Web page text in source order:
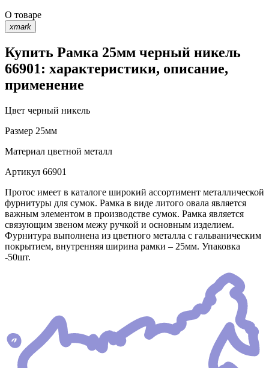
О товаре
xmark
Купить Рамка 25мм черный никель
66901: характеристики, описание,
применение
Цвет черный никель
Размер 25мм
Материал цветной металл
Артикул 66901
Протос имеет в каталоге широкий ассортимент металлической
фурнитуры для сумок. Рамка в виде литого овала является
важным элементом в производстве сумок. Рамка является
связующим звеном межу ручкой и основным изделием.
Фурнитура выполнена из цветного металла с гальваническим
покрытием, внутренняя ширина рамки – 25мм. Упаковка
-50шт.